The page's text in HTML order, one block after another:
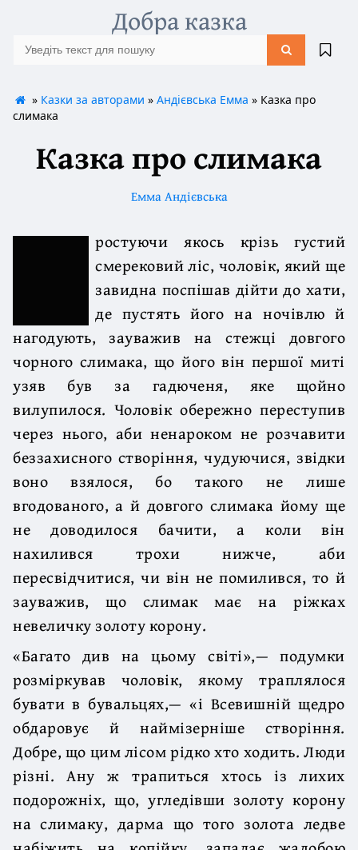
Добра казка
» Казки за авторами » Андієвська Емма » Казка про
слимака
Казка про слимака
Емма Андієвська
ростуючи якось крізь густий
смерековий ліс, чоловік, який ще
завидна поспішав дійти до хати,
де пустять його на ночівлю й
нагодують, зауважив на стежці довгого
чорного слимака, що його він першої миті
узяв був за гадюченя, яке щойно
вилупилося. Чоловік обережно переступив
через нього, аби ненароком не розчавити
беззахисного створіння, чудуючися, звідки
воно взялося, бо такого не лише
вгодованого, а й довгого слимака йому ще
не доводилося бачити, а коли він
нахилився трохи нижче, аби
пересвідчитися, чи він не помилився, то й
зауважив, що слимак має на ріжках
невеличку золоту корону.
«Багато див на цьому світі»,— подумки
розміркував чоловік, якому траплялося
бувати в бувальцях,— «і Всевишній щедро
обдаровує й наймізерніше створіння.
Добре, що цим лісом рідко хто ходить. Люди
різні. Ану ж трапиться хтось із лихих
подорожніх, що, угледівши золоту корону
на слимаку, дарма що того золота ледве